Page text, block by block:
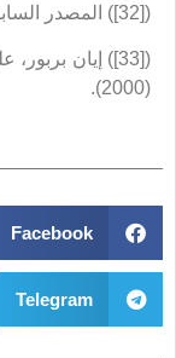
([32]) المصدر السابق: 169.
(2000).
Facebook
Telegram